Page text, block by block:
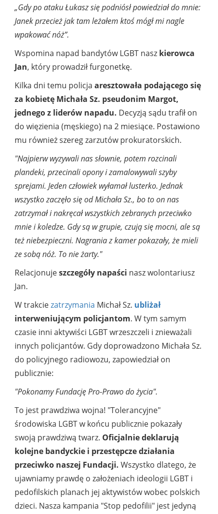
„Gdy po ataku Łukasz się podniósł powiedział do mnie:
Janek przecież jak tam leżałem ktoś mógł mi nagle
wpakować nóż”.
Wspomina napad bandytów LGBT nasz kierowca
Jan, który prowadził furgonetkę.
Kilka dni temu policja aresztowała podającego się
za kobietę Michała Sz. pseudonim Margot,
jednego z liderów napadu. Decyzją sądu trafił on
do więzienia (męskiego) na 2 miesiące. Postawiono
mu również szereg zarzutów prokuratorskich.
"Najpierw wyzywali nas słownie, potem rozcinali
plandeki, przecinali opony i zamalowywali szyby
sprejami. Jeden człowiek wyłamał lusterko. Jednak
wszystko zaczęło się od Michała Sz., bo to on nas
zatrzymał i nakręcał wszystkich zebranych przeciwko
mnie i koledze. Gdy są w grupie, czują się mocni, ale są
też niebezpieczni. Nagrania z kamer pokazały, że mieli
ze sobą nóż. To nie żarty."
Relacjonujeszczegóły napaści nasz wolontariusz
Jan.
W trakciezatrzymania Michał Sz. ubliżał
interweniującym policjantom. W tym samym
czasie inni aktywiści LGBT wrzeszczeli i znieważali
innych policjantów. Gdy doprowadzono Michała Sz.
do policyjnego radiowozu, zapowiedział on
publicznie:
"Pokonamy Fundację Pro-Prawo do życia".
To jest prawdziwa wojna! "Tolerancyjne"
środowiska LGBT w końcu publicznie pokazały
swoją prawdziwą twarz. Oficjalnie deklarują
kolejne bandyckie i przestępcze działania
przeciwko naszej Fundacji. Wszystko dlatego, że
ujawniamy prawdę o założeniach ideologii LGBT i
pedofilskich planach jej aktywistów wobec polskich
dzieci. Nasza kampania "Stop pedofilii" jest jedyną